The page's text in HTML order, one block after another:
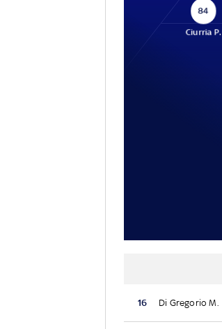
84
Ciurria P.
16 Di Gregorio M.